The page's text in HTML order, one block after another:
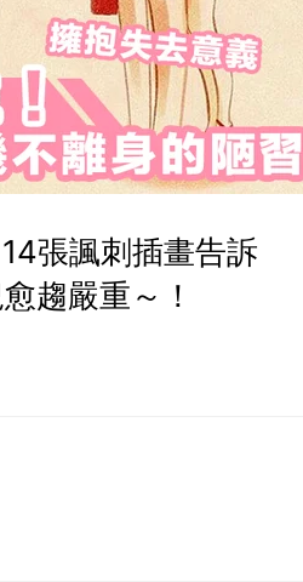
張諷刺插畫告訴
趨嚴重～！